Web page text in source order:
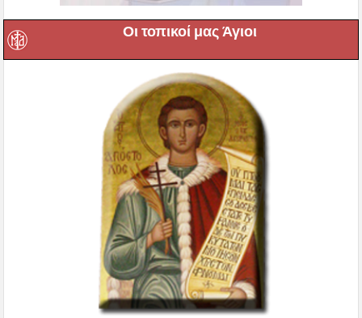
Οι τοπικοί μας Άγιοι